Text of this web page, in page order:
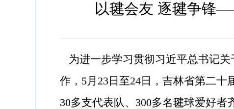
以毽会友 逐毽争锋
为进一步学习贯彻习近平总书记关
作，5月23日至24日，吉林省第二
30多支代表队、300多名毽球爱好者